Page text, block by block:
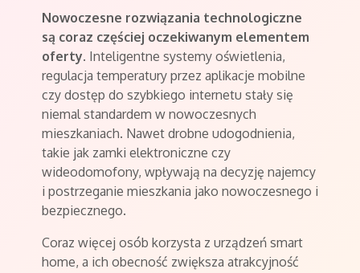
Nowoczesne rozwiązania technologiczne
są coraz częściej oczekiwanym elementem
oferty. Inteligentne systemy oświetlenia,
regulacja temperatury przez aplikacje mobilne
czy dostęp do szybkiego internetu stały się
niemal standardem w nowoczesnych
mieszkaniach. Nawet drobne udogodnienia,
takie jak zamki elektroniczne czy
wideodomofony, wpływają na decyzję najemcy
i postrzeganie mieszkania jako nowoczesnego i
bezpiecznego.
Coraz więcej osób korzysta z urządzeń smart
home, a ich obecność zwiększa atrakcyjność